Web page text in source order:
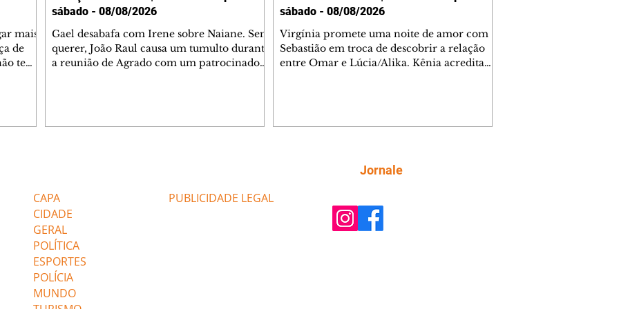
mais
de
tem
de
sábado - 08/08/2026
Gael desabafa com Irene sobre Naiane. Sem
querer, João Raul causa um tumulto durante
a reunião de Agrado com um patrocinador.
termina o relacionamento dos dois.
sábado - 08/08/2026
Virgínia promete uma noite de amor com
Sebastião em troca de descobrir a relação
entre Omar e Lúcia/Alika. Kênia acredita
comentam sobre a possível jazida de
tungstênio na região. Virgínia provoca
CAPA
CIDADE
GERAL
POLÍTICA
ESPORTES
POLÍCIA
MUNDO
PUBLICIDADE LEGAL
Jornale